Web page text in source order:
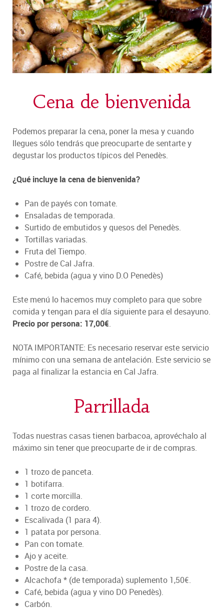
Cena de bienvenida
Podemos preparar la cena, poner la mesa y cuando
llegues sólo tendrás que preocuparte de sentarte y
degustar los productos típicos del Penedès.
¿Qué incluye la cena de bienvenida?
Pan de payés con tomate.
Ensaladas de temporada.
Surtido de embutidos y quesos del Penedès.
Tortillas variadas.
Fruta del Tiempo.
Postre de Cal Jafra.
Café, bebida (agua y vino D.O Penedès)
Este menú lo hacemos muy completo para que sobre
comida y tengan para el día siguiente para el desayuno.
Precio por persona: 17,00€.
NOTA IMPORTANTE: Es necesario reservar este servicio
mínimo con una semana de antelación. Este servicio se
paga al finalizar la estancia en Cal Jafra.
Parrillada
Todas nuestras casas tienen barbacoa, aprovéchalo al
máximo sin tener que preocuparte de ir de compras.
1 trozo de panceta.
1 botifarra.
1 corte morcilla.
1 trozo de cordero.
Escalivada (1 para 4).
1 patata por persona.
Pan con tomate.
Ajo y aceite.
Postre de la casa.
Alcachofa * (de temporada) suplemento 1,50€.
Café, bebida (agua y vino DO Penedès).
Carbón.